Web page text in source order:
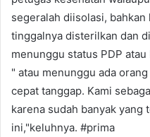
segeralah diisolasi,
tinggalnya disterilkan dan
menunggu status PDP
" atau menunggu ada
cepat tanggap. Kami
karena sudah banyak yang
ini,"keluhnya. #prima